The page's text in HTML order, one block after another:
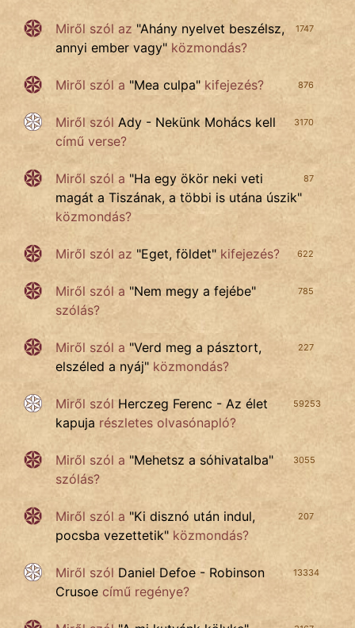
1747
Miről szól az "Ahány nyelvet beszélsz,
annyi ember vagy" közmondás?
876
Miről szól a "Mea culpa" kifejezés?
3170
Miről szól Ady - Nekünk Mohács kell
című verse?
87
Miről szól a "Ha egy ökör neki veti
magát a Tiszának, a többi is utána úszik"
közmondás?
622
Miről szól az "Eget, földet" kifejezés?
785
Miről szól a "Nem megy a fejébe"
szólás?
227
Miről szól a "Verd meg a pásztort,
elszéled a nyáj" közmondás?
59253
Miről szól Herczeg Ferenc - Az élet
kapuja részletes olvasónapló?
3055
Miről szól a "Mehetsz a sóhivatalba"
szólás?
207
Miről szól a "Ki disznó után indul,
pocsba vezettetik" közmondás?
13334
Miről szól Daniel Defoe - Robinson
Crusoe című regénye?